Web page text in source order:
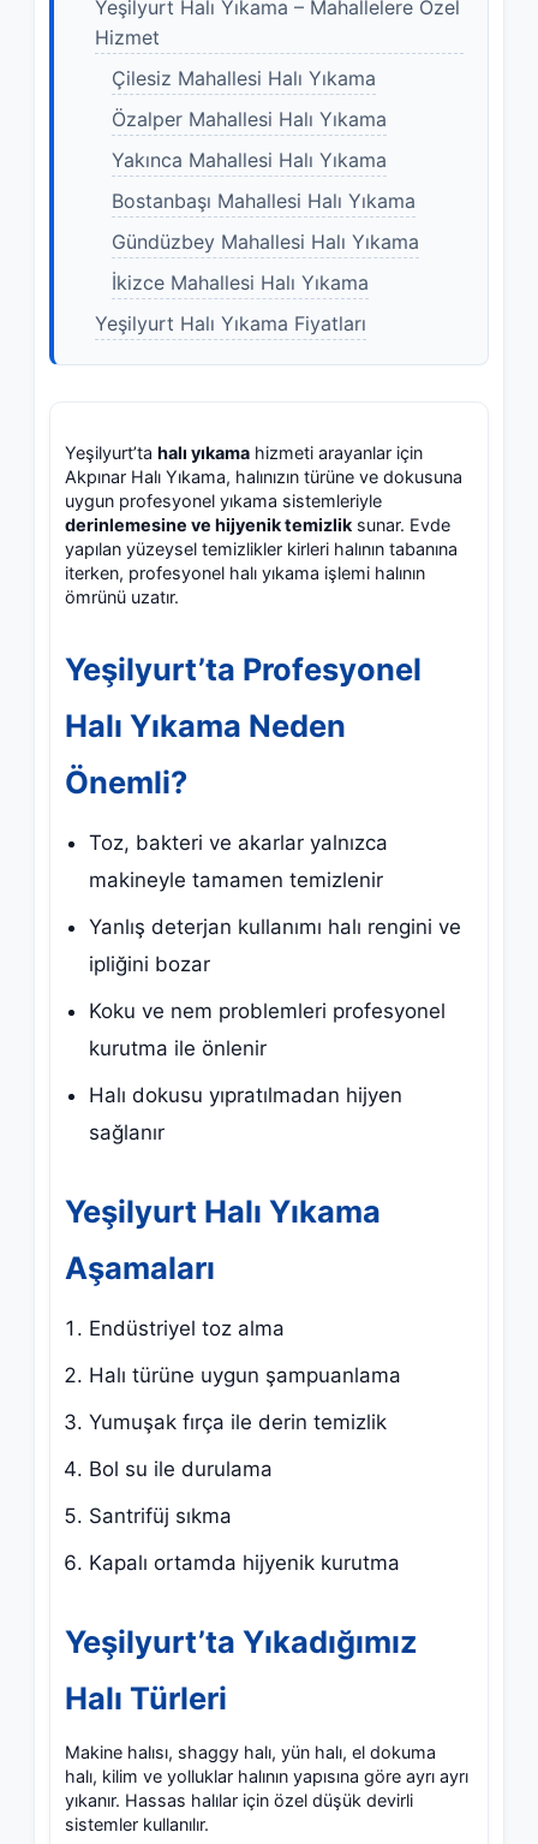
Yeşilyurt Halı Yıkama – Mahallelere Özel
Hizmet
Çilesiz Mahallesi Halı Yıkama
Özalper Mahallesi Halı Yıkama
Yakınca Mahallesi Halı Yıkama
Bostanbaşı Mahallesi Halı Yıkama
Gündüzbey Mahallesi Halı Yıkama
İkizce Mahallesi Halı Yıkama
Yeşilyurt Halı Yıkama Fiyatları
Yeşilyurt’tahalı yıkama hizmeti arayanlar için
Akpınar Halı Yıkama, halınızın türüne ve dokusuna
uygun profesyonel yıkama sistemleriyle
derinlemesine ve hijyenik temizlik sunar. Evde
yapılan yüzeysel temizlikler kirleri halının tabanına
iterken, profesyonel halı yıkama işlemi halının
ömrünü uzatır.
Yeşilyurt’ta Profesyonel
Halı Yıkama Neden
Önemli?
Toz, bakteri ve akarlar yalnızca
makineyle tamamen temizlenir
Yanlış deterjan kullanımı halı rengini ve
ipliğini bozar
Koku ve nem problemleri profesyonel
kurutma ile önlenir
Halı dokusu yıpratılmadan hijyen
sağlanır
Yeşilyurt Halı Yıkama
Aşamaları
Endüstriyel toz alma
Halı türüne uygun şampuanlama
Yumuşak fırça ile derin temizlik
Bol su ile durulama
Santrifüj sıkma
Kapalı ortamda hijyenik kurutma
Yeşilyurt’ta Yıkadığımız
Halı Türleri
Makine halısı, shaggy halı, yün halı, el dokuma
halı, kilim ve yolluklar halının yapısına göre ayrı ayrı
yıkanır. Hassas halılar için özel düşük devirli
sistemler kullanılır.